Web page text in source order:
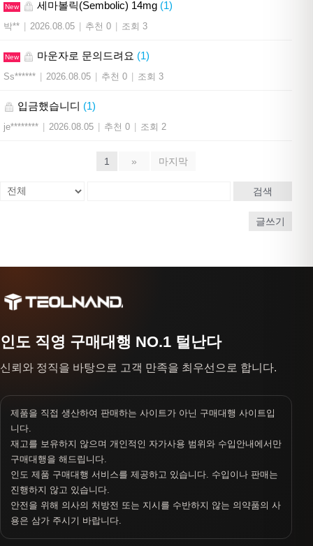
New 세마볼릭(Sembolic) 14mg (1)
박** 2026.08.05 추천 0 조회 3
New 마운자로 문의드려요 (1)
Ss****** 2026.08.05 추천 0 조회 3
입금했습니디 (1)
je******** 2026.08.05 추천 0 조회 2
1 » 마지막
검색
글쓰기
인도 직영 구매대행 NO.1 털난다
신뢰와 정직을 바탕으로 고객 만족을 최우선으로 합니다.
제품을 직접 생산하여 판매하는 사이트가 아닌 구매대행 사이트입
니다.
재고를 보유하지 않으며 개인적인 자가사용 범위와 수입안내에서만
구매대행을 해드립니다.
인도 제품 구매대행 서비스를 제공하고 있습니다. 수입이나 판매는
진행하지 않고 있습니다.
안전을 위해 의사의 처방전 또는 지시를 수반하지 않는 의약품의 사
용은 삼가 주시기 바랍니다.